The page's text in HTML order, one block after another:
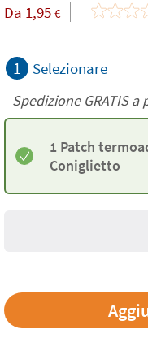
Da 1,95 €
1 Selezionare
Spedizione GRATIS a
1 Patch
Coniglietto